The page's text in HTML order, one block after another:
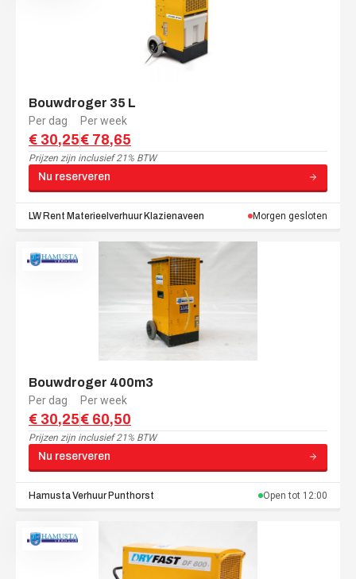
Bouwdroger 35 L
Per dag
€ 30,25
Per week
€ 78,65
Prijzen zijn inclusief 21% BTW
Nu reserveren
LW Rent MaterieelverhuurKlazienaveen Morgen gesloten
Bouwdroger 400m3
Per dag
€ 30,25
Per week
€ 60,50
Prijzen zijn inclusief 21% BTW
Nu reserveren
Hamusta VerhuurPunthorst Open tot 12:00